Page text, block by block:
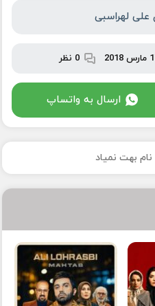
علی لهراسبی
0 نظر
ارسال به واتساپ
بهت نمیاد